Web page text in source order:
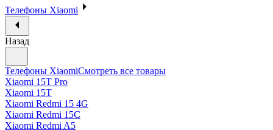
Телефоны Xiaomi
Назад
Телефоны XiaomiСмотреть все товары
Xiaomi 15T Pro
Xiaomi 15T
Xiaomi Redmi 15 4G
Xiaomi Redmi 15C
Xiaomi Redmi A5